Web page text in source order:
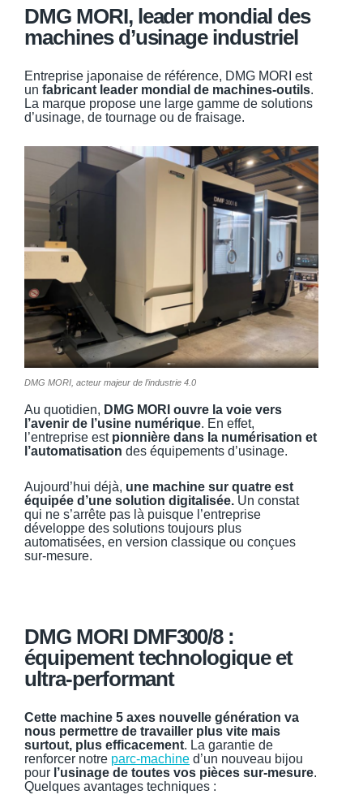
DMG MORI, leader mondial des
machines d’usinage industriel
Entreprise japonaise de référence, DMG MORI est
un fabricant leader mondial de machines-outils.
La marque propose une large gamme de solutions
d’usinage, de tournage ou de fraisage.
DMG MORI, acteur majeur de l’industrie 4.0
Au quotidien, DMG MORI ouvre la voie vers
l’avenir de l’usine numérique. En effet,
l’entreprise est pionnière dans la numérisation et
l’automatisation des équipements d’usinage.
Aujourd’hui déjà, une machine sur quatre est
équipée d’une solution digitalisée. Un constat
qui ne s’arrête pas là puisque l’entreprise
développe des solutions toujours plus
automatisées, en version classique ou conçues
sur-mesure.
DMG MORI DMF300/8 :
équipement technologique et
ultra-performant
Cette machine 5 axes nouvelle génération va
nous permettre de travailler plus vite mais
surtout, plus efficacement. La garantie de
renforcer notre parc-machine d’un nouveau bijou
pour l’usinage de toutes vos pièces sur-mesure.
Quelques avantages techniques :